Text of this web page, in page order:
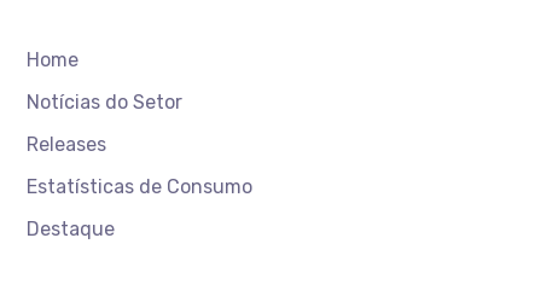
Home
Notícias do Setor
Releases
Estatísticas de Consumo
Destaque